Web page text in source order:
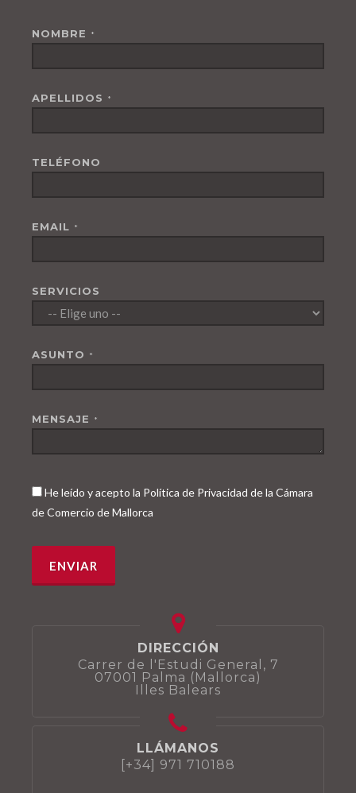
NOMBRE *
APELLIDOS *
TELÉFONO
EMAIL *
SERVICIOS
ASUNTO *
MENSAJE *
He leído y acepto la Política de Privacidad de la Cámara
de Comercio de Mallorca
DIRECCIÓN
Carrer de l'Estudi General, 7
07001 Palma (Mallorca)
Illes Balears
LLÁMANOS
[+34] 971 710188